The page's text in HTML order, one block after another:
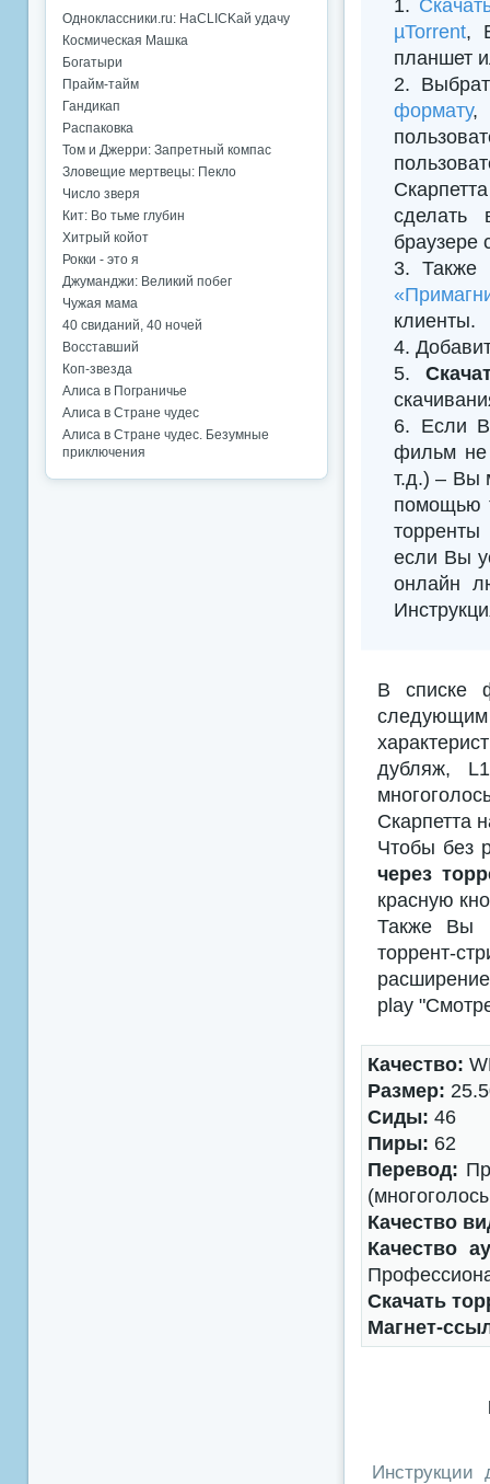
1.
µTorrent,
планшет
2.
формату,
сделать
браузере
3. Также
клиенты.
4.
5.
6. Если
фильм не
т.д.) – Вы
помощью
если Вы
онлайн
В списке
дубляж,
Скарпетта
Чтобы без
через
красную
Также Вы
торрент-
play
Качество:
Размер:
Сиды: 46
Пиры: 62
Перевод:
Качество
Качество
Скачать
Магнет-
Инструкции
Одноклассники.ru: НаCLICKай удачу
Космическая Машка
Богатыри
Прайм-тайм
Гандикап
Распаковка
Том и Джерри: Запретный компас
Зловещие мертвецы: Пекло
Число зверя
Кит: Во тьме глубин
Хитрый койот
Рокки - это я
Джуманджи: Великий побег
Чужая мама
40 свиданий, 40 ночей
Восставший
Коп-звезда
Алиса в Пограничье
Алиса в Стране чудес
Алиса в Стране чудес. Безумные
приключения